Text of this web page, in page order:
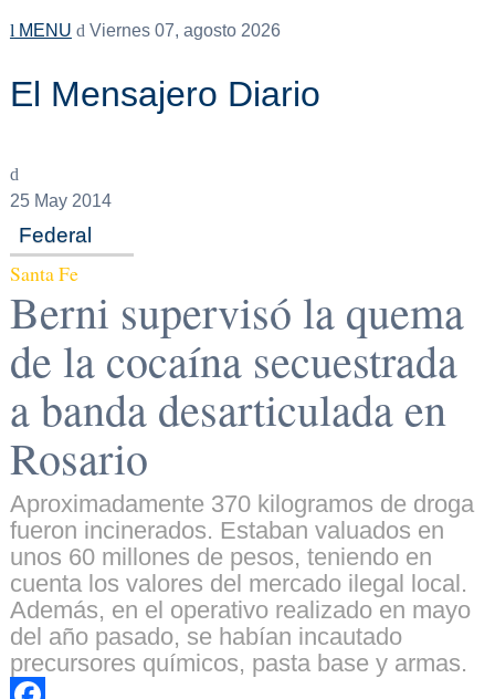
MENU Viernes 07, agosto 2026
El Mensajero Diario
25May 2014
Federal
Santa Fe
Berni supervisó la quema
de la cocaína secuestrada
a banda desarticulada en
Rosario
Aproximadamente 370 kilogramos de droga
fueron incinerados. Estaban valuados en
unos 60 millones de pesos, teniendo en
cuenta los valores del mercado ilegal local.
Además, en el operativo realizado en mayo
del año pasado, se habían incautado
precursores químicos, pasta base y armas.